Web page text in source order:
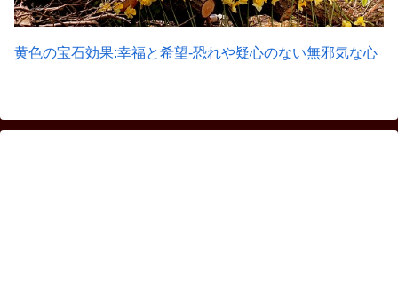
黄色の宝石効果:幸福と希望-恐れや疑心のない無邪気な心